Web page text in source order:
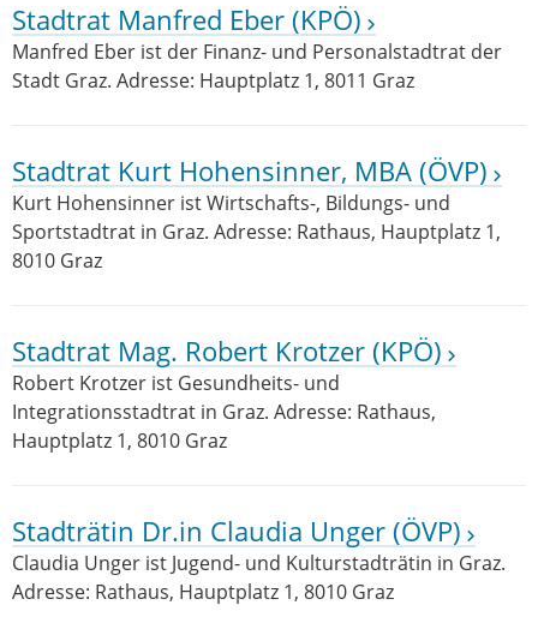
Stadtrat Manfred Eber (KPÖ)
Manfred Eber ist der Finanz- und Personalstadtrat der
Stadt Graz. Adresse: Hauptplatz 1, 8011 Graz
Stadtrat Kurt Hohensinner, MBA (ÖVP)
Kurt Hohensinner ist Wirtschafts-, Bildungs- und
Sportstadtrat in Graz. Adresse: Rathaus, Hauptplatz 1,
8010 Graz
Stadtrat Mag. Robert Krotzer (KPÖ)
Robert Krotzer ist Gesundheits- und
Integrationsstadtrat in Graz. Adresse: Rathaus,
Hauptplatz 1, 8010 Graz
Stadträtin Dr.in Claudia Unger (ÖVP)
Claudia Unger ist Jugend- und Kulturstadträtin in Graz.
Adresse: Rathaus, Hauptplatz 1, 8010 Graz